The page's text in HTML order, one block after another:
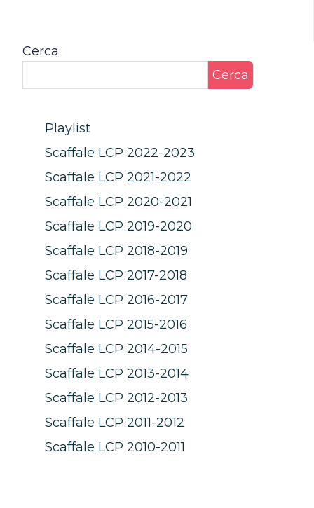
Cerca
Cerca
Playlist
Scaffale LCP 2022-2023
Scaffale LCP 2021-2022
Scaffale LCP 2020-2021
Scaffale LCP 2019-2020
Scaffale LCP 2018-2019
Scaffale LCP 2017-2018
Scaffale LCP 2016-2017
Scaffale LCP 2015-2016
Scaffale LCP 2014-2015
Scaffale LCP 2013-2014
Scaffale LCP 2012-2013
Scaffale LCP 2011-2012
Scaffale LCP 2010-2011